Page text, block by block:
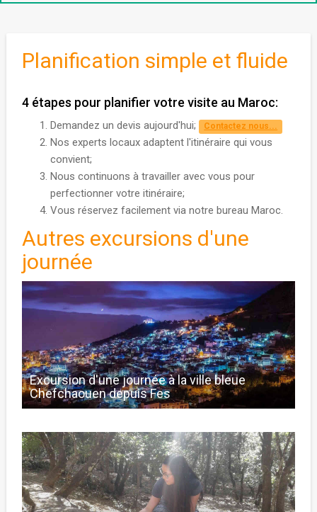
Planification simple et fluide
4 étapes pour planifier votre visite au Maroc:
Demandez un devis aujourd'hui; Contactez nous...
Nos experts locaux adaptent l'itinéraire qui vous
convient;
Nous continuons à travailler avec vous pour
perfectionner votre itinéraire;
Vous réservez facilement via notre bureau Maroc.
Autres excursions d'une
journée
Excursion d'une journée à la ville bleue
Chefchaouen depuis Fes